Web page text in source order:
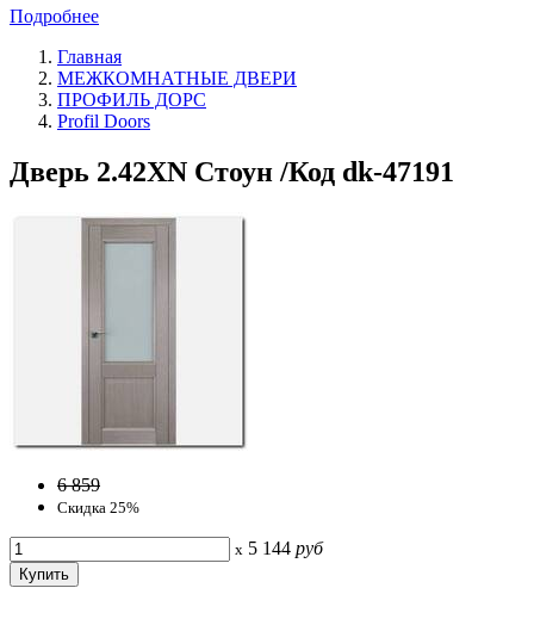
Подробнее
Главная
МЕЖКОМНАТНЫЕ ДВЕРИ
ПРОФИЛЬ ДОРС
Profil Doors
Дверь 2.42ХN Стоун /Код dk-47191
6 859
Скидка 25%
x 5 144 руб